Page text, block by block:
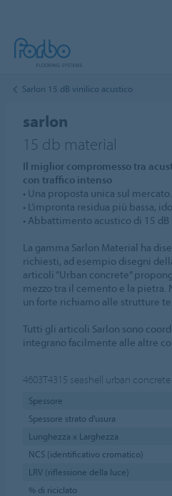
Sarlon 15 dB vinilico acustico
sarlon
15 db material
Il miglior compromesso tra
con traffico intenso
• Una proposta unica sul mercato.
• L’impronta residua più bassa,
• Abbattimento acustico di 15 dB
La gamma Sarlon Material ha
richiesti, ad esempio disegni
articoli “Urban concrete”
mezzo tra il cemento e la pietra.
un forte richiamo alle strutture
Tutti gli articoli Sarlon sono
integrano facilmente alle altre
4603T4315 seashell urban concrete
Spessore
Spessore strato d'usura
Lunghezza x Larghezza
NCS (identificativo cromatico)
LRV (riflessione della luce)
% di riciclato